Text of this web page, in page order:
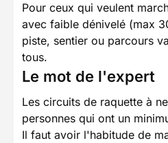
Pour ceux qui veulent
avec faible dénivelé (max
piste, sentier ou parcours
tous.
Le mot de l'expert
Les circuits de raquette à
personnes qui ont un
Il faut avoir l'habitude de